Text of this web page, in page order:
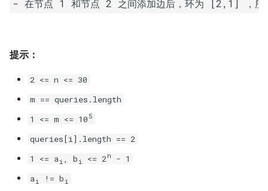
32.1. 从上到下打印二叉树
32.2. 从上到下打印二叉树 II
32.3. 从上到下打印二叉树 III
33. 二叉搜索树的后序遍历序
列
34. 二叉树中和为某一值的路
27. 回文链表
28. 展平多级双向链表
30. 插入、删除和随机访问都
是 O(1) 的容器
31. 最近最少使用缓存
4.6. 后继者
4.10. 检查子树
4.12. 求和路径
5.1. 插入
5.2. 二进制数转字符串
提示：
2 <= n <= 30
m == queries.length
1 <= m <= 10 5
queries[i].length == 2
1 <= ai , b i <= 2n
- 1
ai != b i